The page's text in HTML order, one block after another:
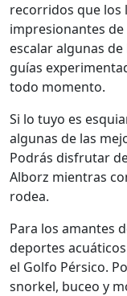
recorridos que los
impresionantes
escalar algunas
guías
todo momento.
Si lo tuyo es
algunas de las
Podrás disfrutar
Alborz mientras
rodea.
Para los amantes
deportes
el Golfo Pérsico.
snorkel, buceo y